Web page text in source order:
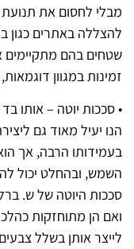
מבלי לחסום את תנועת
להצללה באתרים כגון
שטחים בהם מתקיימים
זמינות במגוון
• סככות יוטה – אותו
הנו יעיל מאוד גם
בעמידותו הרבה, אך
השמש, ובהחלט יכול
סככות היוטה של ש.
ואם הן מתוחזקות
לייצר אותן בשלל